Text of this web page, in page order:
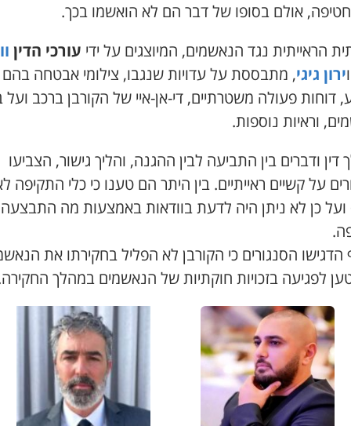
חטיפה, אולם בסופו של דבר הם לא הואשמו בכך.
הראייתית נגד הנאשמים, המיוצגים על ידי עורכי הדין
וירון גיגי, מתבססת על עדויות שנגבו, צילומי אבטחה
דוחות פעולה משטרתיים, די-אן-איי של הקורבן ברכב ועל
וראיות נוספות.
דין ודברים בין התביעה לבין ההגנה, והליך גישור, הצביעו
על קשיים ראייתיים. בין היתר הם טענו כי כלי התקיפה
כן לא ניתן היה לדעת בוודאות באמצעות מה התבצעה
הדגישו הסנגורים כי הקורבן לא הפליל בחקירתו את
לפגיעה בזכויות חוקתיות של הנאשמים במהלך